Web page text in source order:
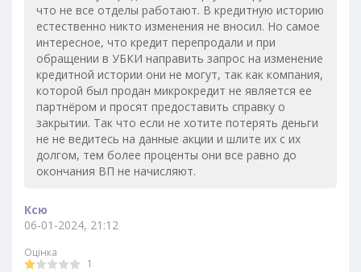
что не все отделы работают. В кредитную историю
естественно никто изменения не вносил. Но самое
интересное, что кредит перепродали и при
обращении в УБКИ направить запрос на изменение
кредитной истории они не могут, так как компания,
которой был продан микрокредит не является ее
партнёром и просят предоставить справку о
закрытии. Так что если не хотите потерять деньги
не не ведитесь на данные акции и шлите их с их
долгом, тем более проценты они все равно до
окончания ВП не начисляют.
Ксю
06-01-2024, 21:12
Оцінка
1